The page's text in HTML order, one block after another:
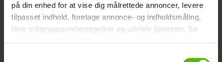
på din enhed for at vise dig målrettede annoncer, levere
tilpasset indhold, foretage annonce- og indholdsmåling,
lave målgruppeundersøgelser og udvikle tjenester. Se